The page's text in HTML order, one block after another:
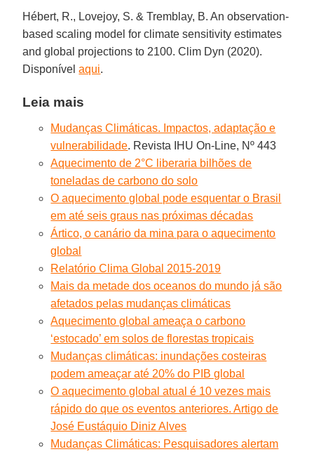
Hébert, R., Lovejoy, S. & Tremblay, B. An observation-
based scaling model for climate sensitivity estimates
and global projections to 2100. Clim Dyn (2020).
Disponívelaqui.
Leia mais
Mudanças Climáticas. Impactos, adaptação e
vulnerabilidade. Revista IHU On-Line, Nº 443
Aquecimento de 2°C liberaria bilhões de
toneladas de carbono do solo
O aquecimento global pode esquentar o Brasil
em até seis graus nas próximas décadas
Ártico, o canário da mina para o aquecimento
global
Relatório Clima Global 2015-2019
Mais da metade dos oceanos do mundo já são
afetados pelas mudanças climáticas
Aquecimento global ameaça o carbono
‘estocado’ em solos de florestas tropicais
Mudanças climáticas: inundações costeiras
podem ameaçar até 20% do PIB global
O aquecimento global atual é 10 vezes mais
rápido do que os eventos anteriores. Artigo de
José Eustáquio Diniz Alves
Mudanças Climáticas: Pesquisadores alertam